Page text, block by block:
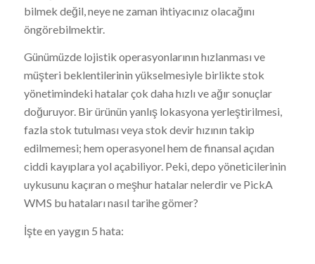
bilmek değil, neye ne zaman ihtiyacınız olacağını
öngörebilmektir.
Günümüzde lojistik operasyonlarının hızlanması ve
müşteri beklentilerinin yükselmesiyle birlikte stok
yönetimindeki hatalar çok daha hızlı ve ağır sonuçlar
doğuruyor. Bir ürünün yanlış lokasyona yerleştirilmesi,
fazla stok tutulması veya stok devir hızının takip
edilmemesi; hem operasyonel hem de finansal açıdan
ciddi kayıplara yol açabiliyor. Peki, depo yöneticilerinin
uykusunu kaçıran o meşhur hatalar nelerdir ve PickA
WMS bu hataları nasıl tarihe gömer?
İşte en yaygın 5 hata: